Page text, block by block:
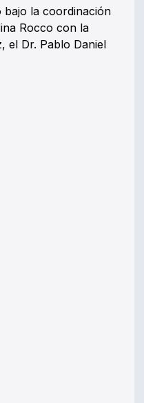
bajo la coordinación
Rocco con la
el Dr. Pablo Daniel